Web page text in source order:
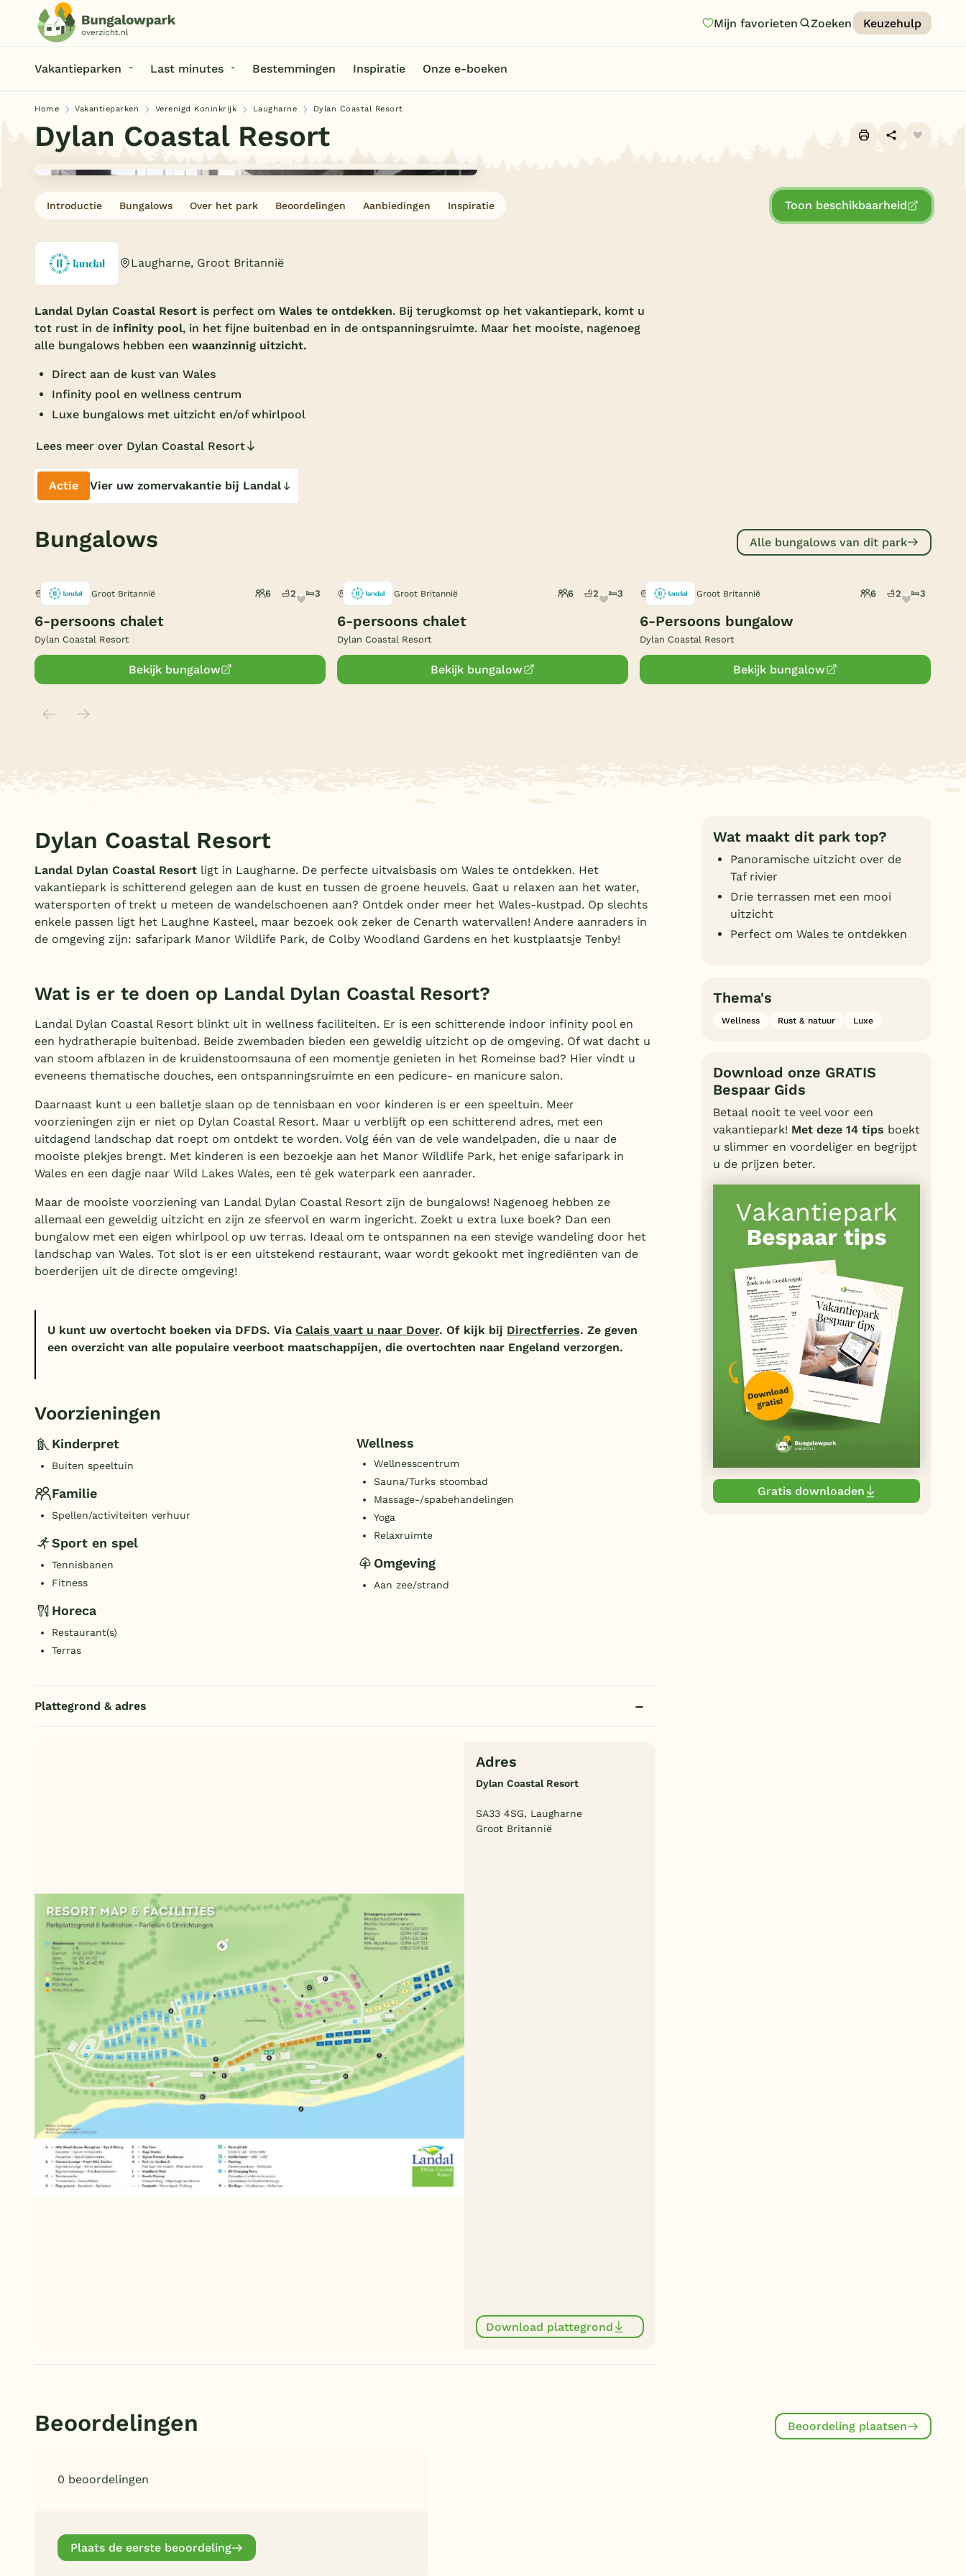
Mijn favorieten Zoeken Keuzehulp
Vakantieparken Last minutes Bestemmingen Inspiratie Onze e-boeken
Texel
Limburg
Duitsland
België
Home Vakantieparken Verenigd Koninkrijk Laugharne Dylan Coastal Resort
Dylan Coastal Resort
Introductie Bungalows Over het park Beoordelingen Aanbiedingen Inspiratie Toon beschikbaarheid
Laugharne, Groot Britannië
Landal Dylan Coastal Resort is perfect om Wales te ontdekken. Bij terugkomst op het vakantiepark, komt u
tot rust in de infinity pool, in het fijne buitenbad en in de ontspanningsruimte. Maar het mooiste, nagenoeg
alle bungalows hebben een waanzinnig uitzicht.
Direct aan de kust van Wales
Infinity pool en wellness centrum
Luxe bungalows met uitzicht en/of whirlpool
Lees meer over Dylan Coastal Resort
Actie Vier uw zomervakantie bij Landal
Bungalows Alle bungalows van dit park
Laugharne, Groot Britannië 6 2 3
6-persoons chalet
Dylan Coastal Resort
Bekijk bungalow
Laugharne, Groot Britannië 6 2 3
6-persoons chalet
Dylan Coastal Resort
Bekijk bungalow
Laugharne, Groot Britannië 6 2 3
6-Persoons bungalow
Dylan Coastal Resort
Bekijk bungalow
Dylan Coastal Resort
Landal Dylan Coastal Resort ligt in Laugharne. De perfecte uitvalsbasis om Wales te ontdekken. Het
vakantiepark is schitterend gelegen aan de kust en tussen de groene heuvels. Gaat u relaxen aan het water,
watersporten of trekt u meteen de wandelschoenen aan? Ontdek onder meer het Wales-kustpad. Op slechts
enkele passen ligt het Laughne Kasteel, maar bezoek ook zeker de Cenarth watervallen! Andere aanraders in
de omgeving zijn: safaripark Manor Wildlife Park, de Colby Woodland Gardens en het kustplaatsje Tenby!
Wat is er te doen op Landal Dylan Coastal Resort?
Landal Dylan Coastal Resort blinkt uit in wellness faciliteiten. Er is een schitterende indoor infinity pool en
een hydratherapie buitenbad. Beide zwembaden bieden een geweldig uitzicht op de omgeving. Of wat dacht u
van stoom afblazen in de kruidenstoomsauna of een momentje genieten in het Romeinse bad? Hier vindt u
eveneens thematische douches, een ontspanningsruimte en een pedicure- en manicure salon.
Daarnaast kunt u een balletje slaan op de tennisbaan en voor kinderen is er een speeltuin. Meer
voorzieningen zijn er niet op Dylan Coastal Resort. Maar u verblijft op een schitterend adres, met een
uitdagend landschap dat roept om ontdekt te worden. Volg één van de vele wandelpaden, die u naar de
mooiste plekjes brengt. Met kinderen is een bezoekje aan het Manor Wildlife Park, het enige safaripark in
Wales en een dagje naar Wild Lakes Wales, een té gek waterpark een aanrader.
Maar de mooiste voorziening van Landal Dylan Coastal Resort zijn de bungalows! Nagenoeg hebben ze
allemaal een geweldig uitzicht en zijn ze sfeervol en warm ingericht. Zoekt u extra luxe boek? Dan een
bungalow met een eigen whirlpool op uw terras. Ideaal om te ontspannen na een stevige wandeling door het
landschap van Wales. Tot slot is er een uitstekend restaurant, waar wordt gekookt met ingrediënten van de
boerderijen uit de directe omgeving!
U kunt uw overtocht boeken via DFDS. Via Calais vaart u naar Dover. Of kijk bij Directferries. Ze geven
een overzicht van alle populaire veerboot maatschappijen, die overtochten naar Engeland verzorgen.
Voorzieningen
Kinderpret
Buiten speeltuin
Familie
Spellen/activiteiten verhuur
Sport en spel
Tennisbanen
Fitness
Horeca
Restaurant(s)
Terras
Wellness
Wellnesscentrum
Sauna/Turks stoombad
Massage-/spabehandelingen
Yoga
Relaxruimte
Omgeving
Aan zee/strand
Plattegrond & adres
Adres
Dylan Coastal Resort
SA33 4SG, Laugharne
Groot Britannië
Download plattegrond
Wat maakt dit park top?
Panoramische uitzicht over de
Taf rivier
Drie terrassen met een mooi
uitzicht
Perfect om Wales te ontdekken
Thema's
Wellness Rust & natuur Luxe
Download onze GRATIS
Bespaar Gids
Betaal nooit te veel voor een
vakantiepark! Met deze 14 tips boekt
u slimmer en voordeliger en begrijpt
u de prijzen beter.
Gratis downloaden
Beoordelingen Beoordeling plaatsen
0 beoordelingen
Plaats de eerste beoordeling